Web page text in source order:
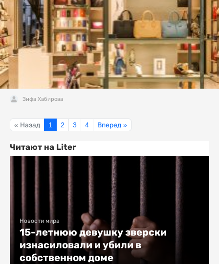
Зифа Хабирова
« Назад 1 2 3 4 Вперед »
Читают на Liter
Новости мира
15-летнюю девушку зверски
изнасиловали и убили в
собственном доме